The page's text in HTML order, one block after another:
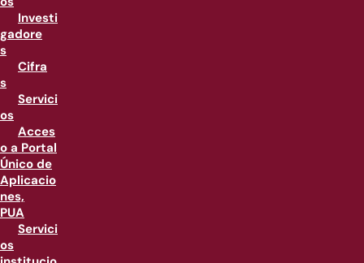
Investi
gadore
s
Cifra
s
Servici
os
Acces
o a Portal
Único de
Aplicacio
nes,
PUA
Servici
os